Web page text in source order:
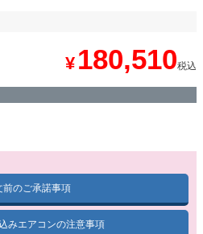
¥ 180,510税込
前のご承諾事項
みエアコンの注意事項